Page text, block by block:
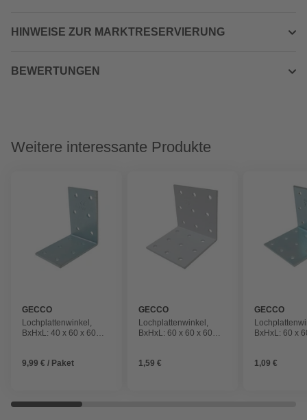
HINWEISE ZUR MARKTRESERVIERUNG
BEWERTUNGEN
Weitere interessante Produkte
GECCO
Lochplattenwinkel,
BxHxL: 40 x 60 x 60
9,99 € / Paket
GECCO
Lochplattenwinkel,
BxHxL: 60 x 60 x 60
1,59 €
GECCO
BxHxL: 60 x
1,09 €